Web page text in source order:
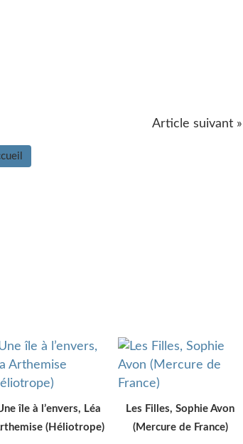
Article suivant »
île à l’envers, Léa
(Héliotrope)
Les Filles, Sophie Avon
(Mercure de France)